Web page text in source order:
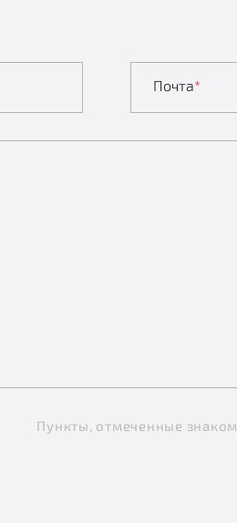
Почта*
Пункты, отмеченные знаком